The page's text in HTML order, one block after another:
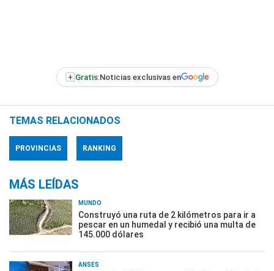
+ Gratis:Noticias exclusivas en
TEMAS RELACIONADOS
PROVINCIAS RANKING
MÁS LEÍDAS
MUNDO
Construyó una ruta de 2 kilómetros para ir a
pescar en un humedal y recibió una multa de
145.000 dólares
ANSES